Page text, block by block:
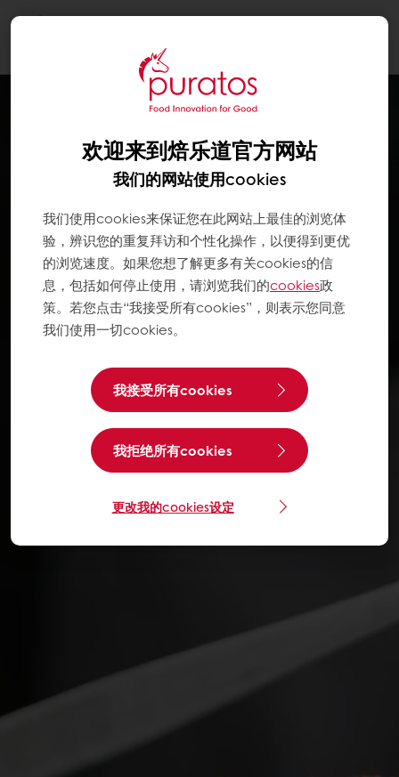
欢迎来到焙乐道官方网站
我们的网站使用cookies
我们使用cookies来保证您在此网站上最佳的浏览体
验，辨识您的重复拜访和个性化操作，以便得到更优
的浏览速度。如果您想了解更多有关cookies的信
息，包括如何停止使用，请浏览我们的cookies政
策。若您点击“我接受所有cookies”，则表示您同意
我们使用一切cookies。
我接受所有cookies
我拒绝所有cookies
更改我的cookies设定